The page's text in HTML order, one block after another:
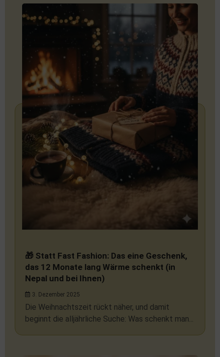
🎁 Statt Fast Fashion: Das eine Geschenk,
das 12 Monate lang Wärme schenkt (in
Nepal und bei Ihnen)
3. Dezember 2025
Die Weihnachtszeit rückt näher, und damit
beginnt die alljährliche Suche: Was schenkt man...